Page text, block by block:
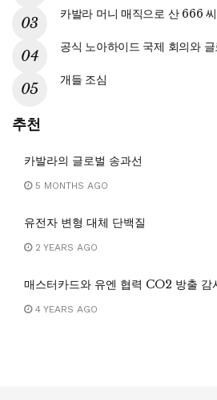
카발라 머니 매직으로 산 666
공식 노아하이드 국제 회의와
개들 조심
추천
카발라의 글로벌 송과선
5 MONTHS AGO
유전자 변형 대체 단백질
2 YEARS AGO
매스터카드와 유엔 협력 CO2 방출 감
4 YEARS AGO